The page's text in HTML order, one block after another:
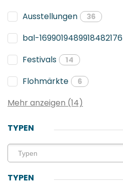
Ausstellungen
36
bal-1699019489918482176
Festivals 14
Flohmärkte 6
Mehr anzeigen (14)
TYPEN
TYPEN